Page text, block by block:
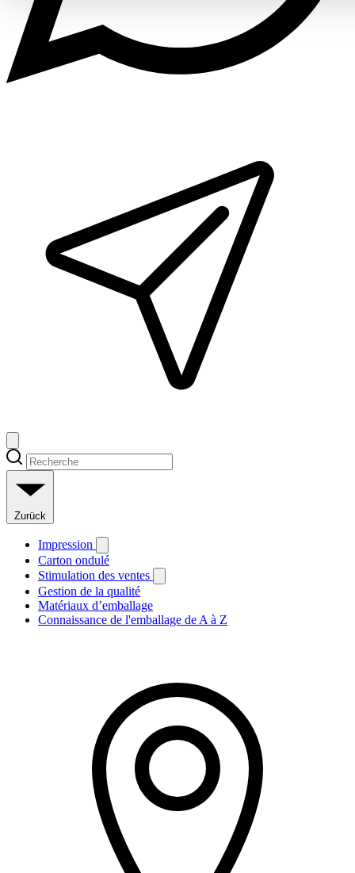
Zurück
Impression
Carton ondulé
Stimulation des ventes
Gestion de la qualité
Matériaux d’emballage
Connaissance de l'emballage de A à Z